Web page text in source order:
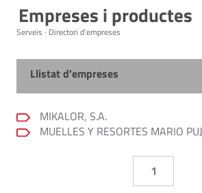
Empreses i productes
Serveis · Directori d'empreses
Llistat d'empreses
MIKALOR, S.A.
MUELLES Y RESORTES MARIO
1